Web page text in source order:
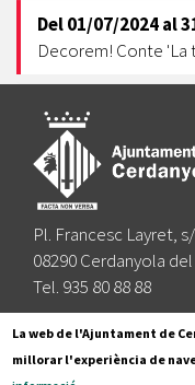
Del01/07/2024al
Decorem! Conte 'La
Pl. Francesc Layret,
08290 Cerdanyola
Tel. 935 80 88 88
Segueix-nos a:
La web de l'Ajuntament de
millorar l'experiència de